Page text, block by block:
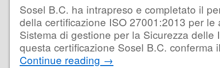
Sosel B.C. ha intrapreso e completato il
della certificazione ISO 27001:2013 per
Sistema di gestione per la Sicurezza delle
questa certificazione Sosel B.C.
Continue reading →